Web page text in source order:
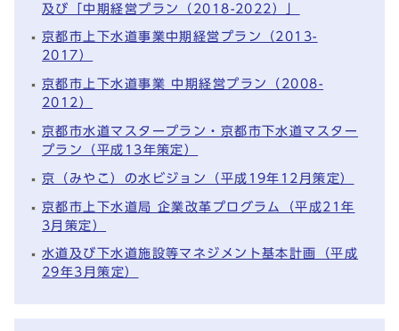
及び「中期経営プラン（2018-2022）」
京都市上下水道事業中期経営プラン（2013-
2017）
京都市上下水道事業 中期経営プラン（2008-
2012）
京都市水道マスタープラン・京都市下水道マスター
プラン（平成13年策定）
京（みやこ）の水ビジョン（平成19年12月策定）
京都市上下水道局 企業改革プログラム（平成21年
3月策定）
水道及び下水道施設等マネジメント基本計画（平成
29年3月策定）